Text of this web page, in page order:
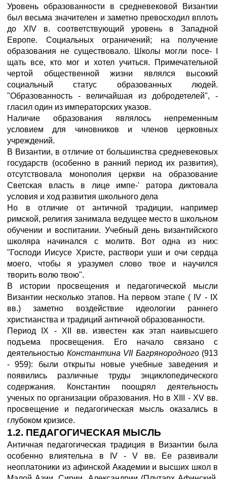
Уровень образованности в средневековой Византии
был весьма значителен и заметно превосходил вплоть
до XIV в. соответствующий уровень в Западной
Европе. Социальных ограничений; на получение
образования не существовало. Школы могли посе- I
щать все, кто мог и хотел учиться. Примечательной
чертой общественной жизни являлся высокий
социальный статус образованных людей.
"Образованность - величайшая из добродетелей", -
гласил один из императорских указов.
Наличие образования являлось непременным
условием для чиновников и членов церковных
учреждений.
В Византии, в отличие от большинства средневековых
государств (особенно в ранний период их развития),
отсутствовала монополия церкви на образование
Светская власть в лице импе-' ратора диктовала
условия и ход развития школьного дела
Но в отличие от античной традиции, например
римской, религия занимала ведущее место в школьном
обучении и воспитании. Учебный день византийского
школяра начинался с молитв. Вот одна из них:
"Господи Иисусе Христе, раствори уши и очи сердца
моего, чтобы я уразумел слово твое и научился
творить волю твою".
В истории просвещения и педагогической мысли
Византии несколько этапов. На первом этапе ( IV - IX
вв.) заметно воздействие идеологии раннего
христианства и традиций античной образованности.
Период IX - XII вв. известен как этап наивысшего
подъема просвещения. Его начало связано с
деятельностью Константина VII Багрянородного (913
- 959): были открыты новые учебные заведения и
появились различные труды энциклопедического
содержания. Константин поощрял деятельность
ученых по организации образования. Но в XIII - XV вв.
просвещение и педагогическая мысль оказались в
глубоком кризисе.
1.2. ПЕДАГОГИЧЕСКАЯ МЫСЛЬ
Античная педагогическая традиция в Византии была
особенно влиятельна в IV - V вв. Ее развивали
неоплатоники из афинской Академии и высших школ в